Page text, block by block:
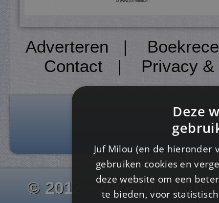
Adverteren |
Contact| Privacy
© 2012 - 2026
Deze
Juf Milou (en de
gebruiken cookies en
deze website om een
te bieden, voor